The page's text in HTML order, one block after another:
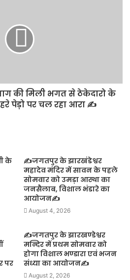
की मिली भगत से ठेकेदारो के
पेड़ो पर चल रहा आरा ✍️
के
✍️जगतपुर के झारखंडेश्वर
महादेव मंदिर में सावन के पहले
सोमवार को उमड़ा आस्था का
जनसैलाब, विशाल भंडारे का
आयोजन✍️
August 4, 2026
पर
✍️जगतपुर के झारखण्डेश्वर
मन्दिर में प्रथम सोमवार को
होगा विशाल भण्डारा एवं भजन
संध्या का आयोजन✍️
August 2, 2026